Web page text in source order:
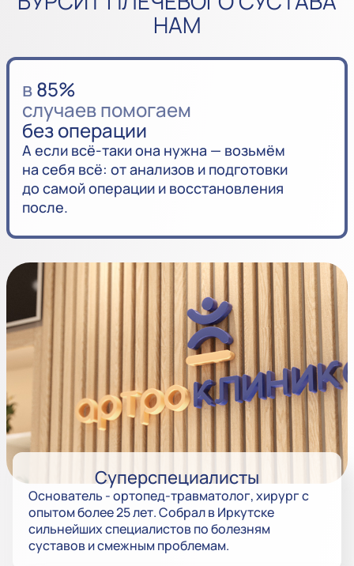
НАМ
в85%
случаев помогаем
без операции
А если всё-таки она нужна — возьмём
на себя всё: от анализов и подготовки
до самой операции и восстановления
после.
Суперспециалисты
Основатель - ортопед-травматолог, хирург с
опытом более 25 лет. Собрал в Иркутске
сильнейших специалистов по болезням
суставов и смежным проблемам.